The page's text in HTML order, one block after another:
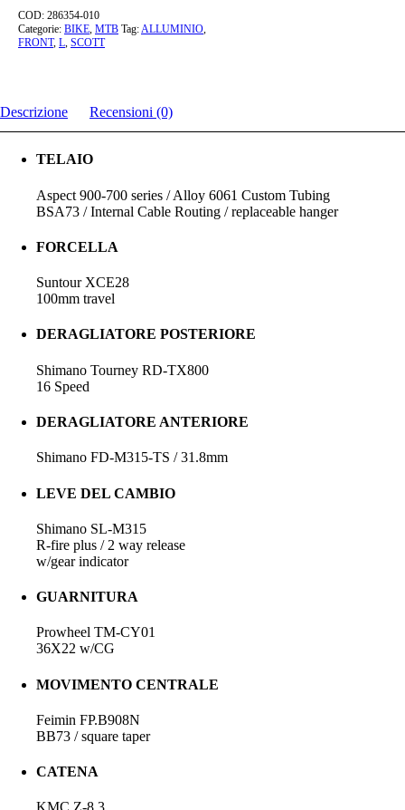
quantità
COD: 286354-010
Categorie: BIKE, MTB Tag:ALLUMINIO,
FRONT, L, SCOTT
Descrizione Recensioni (0)
TELAIO
Aspect 900-700 series / Alloy 6061 Custom Tubing
BSA73 / Internal Cable Routing / replaceable hanger
FORCELLA
Suntour XCE28
100mm travel
DERAGLIATORE POSTERIORE
Shimano Tourney RD-TX800
16 Speed
DERAGLIATORE ANTERIORE
Shimano FD-M315-TS / 31.8mm
LEVE DEL CAMBIO
Shimano SL-M315
R-fire plus / 2 way release
w/gear indicator
GUARNITURA
Prowheel TM-CY01
36X22 w/CG
MOVIMENTO CENTRALE
Feimin FP.B908N
BB73 / square taper
CATENA